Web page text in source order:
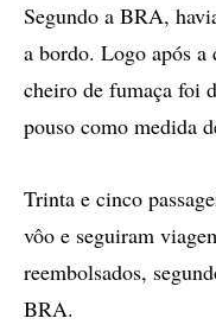
Segundo a BRA,
a bordo. Logo após
cheiro de fumaça foi
pouso como medida
Trinta e cinco
vôo e seguiram
reembolsados,
BRA.